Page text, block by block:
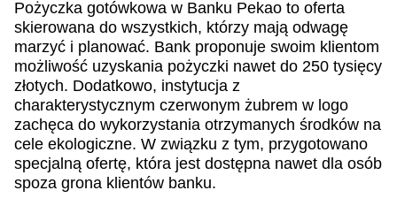
Pożyczka gotówkowa w Banku Pekao to oferta
skierowana do wszystkich, którzy mają odwagę
marzyć i planować. Bank proponuje swoim klientom
możliwość uzyskania pożyczki nawet do 250 tysięcy
złotych. Dodatkowo, instytucja z
charakterystycznym czerwonym żubrem w logo
zachęca do wykorzystania otrzymanych środków na
cele ekologiczne. W związku z tym, przygotowano
specjalną ofertę, która jest dostępna nawet dla osób
spoza grona klientów banku.